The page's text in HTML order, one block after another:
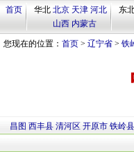
首页 华北 北京 天津 河北
山西 内蒙古
东
您现在的位置： 首页 > 辽宁省 > 铁
昌图 西丰县 清河区 开原市 铁岭县